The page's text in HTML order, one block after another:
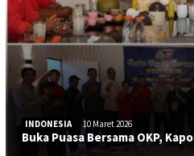
INDONESIA 10 Maret 2026
Buka Puasa Bersama OKP,